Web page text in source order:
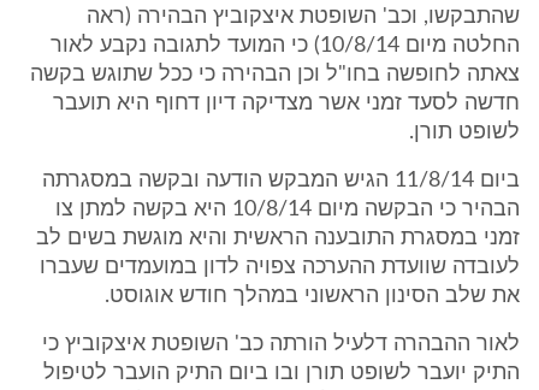
שהתבקשו, וכב' השופטת איצקוביץ הבהירה (ראה
החלטה מיום 10/8/14) כי המועד לתגובה נקבע לאור
צאתה לחופשה בחו"ל וכן הבהירה כי ככל שתוגש בקשה
חדשה לסעד זמני אשר מצדיקה דיון דחוף היא תועבר
לשופט תורן.
ביום 11/8/14 הגיש המבקש הודעה ובקשה במסגרתה
הבהיר כי הבקשה מיום 10/8/14 היא בקשה למתן צו
זמני במסגרת התובענה הראשית והיא מוגשת בשים לב
לעובדה שוועדת ההערכה צפויה לדון במועמדים שעברו
את שלב הסינון הראשוני במהלך חודש אוגוסט.
לאור ההבהרה דלעיל הורתה כב' השופטת איצקוביץ כי
התיק יועבר לשופט תורן ובו ביום התיק הועבר לטיפול